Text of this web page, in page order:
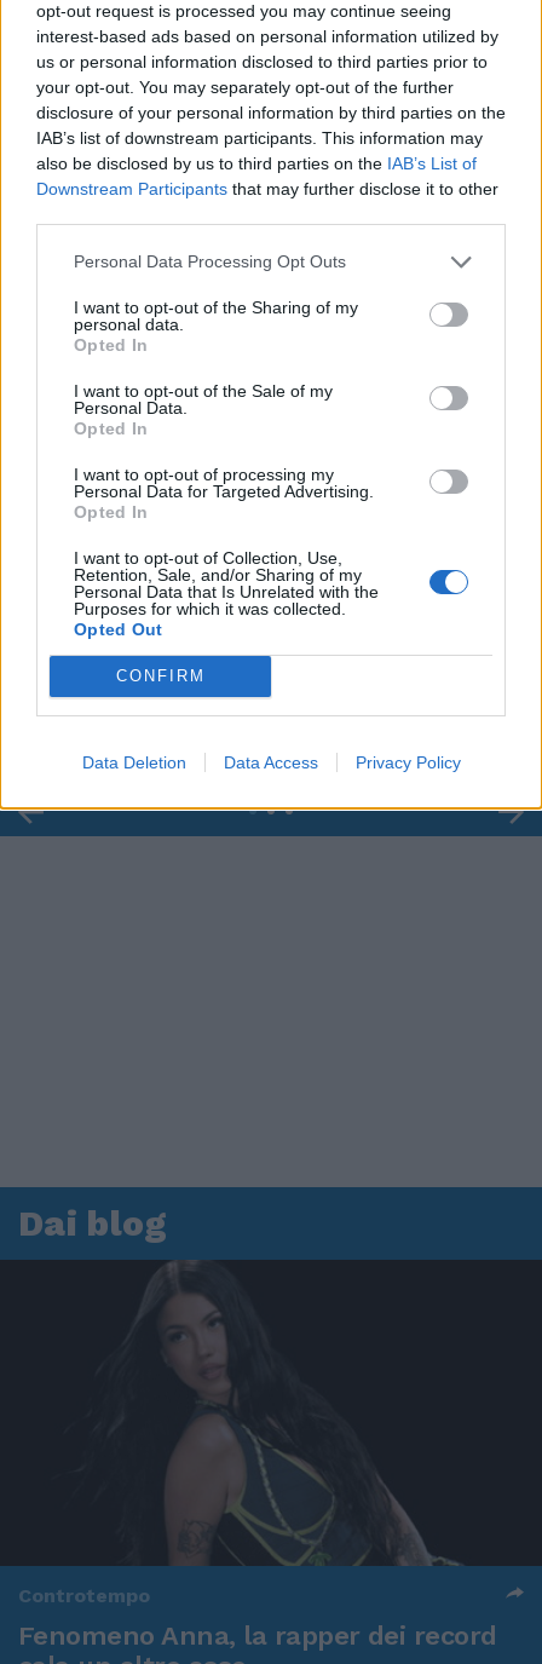
opt-out request is processed you may continue seeing
interest-based ads based on personal information utilized by
us or personal information disclosed to third parties prior to
your opt-out. You may separately opt-out of the further
disclosure of your personal information by third parties on the
IAB’s list of downstream participants. This information may
also be disclosed by us to third parties on the IAB’s List of
Downstream Participants that may further disclose it to other
Personal Data Processing Opt Outs
I want to opt-out of the Sharing of my
personal data.
Opted In
I want to opt-out of the Sale of my
Personal Data.
Opted In
I want to opt-out of processing my
Personal Data for Targeted Advertising.
Opted In
I want to opt-out of Collection, Use,
Retention, Sale, and/or Sharing of my
Personal Data that Is Unrelated with the
Purposes for which it was collected.
Opted Out
CONFIRM
Data Deletion Data Access Privacy Policy
00:00
Leonardo Maria Del Vecchio dall'ex compagna
in ospedale. Le dichiarazioni ai giornalisti
Dai blog
Controtempo
Fenomeno Anna, la rapper dei record